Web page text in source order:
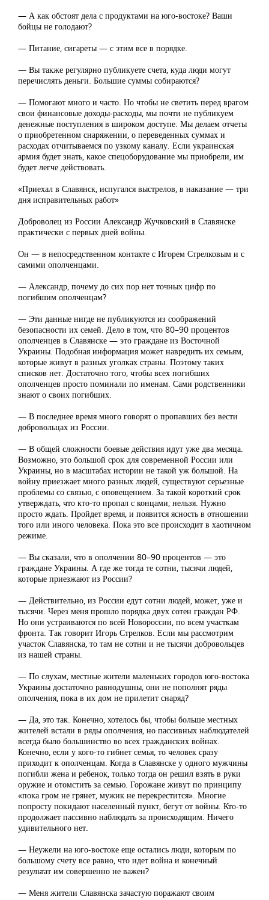
— А как обстоят дела с продуктами на юго-востоке? Ваши
бойцы не голодают?
— Питание, сигареты — с этим все в порядке.
— Вы также регулярно публикуете счета, куда люди могут
перечислять деньги. Большие суммы собираются?
— Помогают много и часто. Но чтобы не светить перед врагом
свои финансовые доходы-расходы, мы почти не публикуем
денежные поступления в широком доступе. Мы делаем отчеты
о приобретенном снаряжении, о переведенных суммах и
расходах отчитываемся по узкому каналу. Если украинская
армия будет знать, какое спецоборудование мы приобрели, им
будет легче действовать.
«Приехал в Славянск, испугался выстрелов, в наказание — три
дня исправительных работ»
Доброволец из России Александр Жучковский в Славянске
практически с первых дней войны.
Он — в непосредственном контакте с Игорем Стрелковым и с
самими ополченцами.
— Александр, почему до сих пор нет точных цифр по
погибшим ополченцам?
— Эти данные нигде не публикуются из соображений
безопасности их семей. Дело в том, что 80–90 процентов
ополченцев в Славянске — это граждане из Восточной
Украины. Подобная информация может навредить их семьям,
которые живут в разных уголках страны. Поэтому таких
списков нет. Достаточно того, чтобы всех погибших
ополченцев просто поминали по именам. Сами родственники
знают о своих погибших.
— В последнее время много говорят о пропавших без вести
добровольцах из России.
— В общей сложности боевые действия идут уже два месяца.
Возможно, это большой срок для современной России или
Украины, но в масштабах истории не такой уж большой. На
войну приезжает много разных людей, существуют серьезные
проблемы со связью, с оповещением. За такой короткий срок
утверждать, что кто-то пропал с концами, нельзя. Нужно
просто ждать. Пройдет время, и появится ясность в отношении
того или иного человека. Пока это все происходит в хаотичном
режиме.
— Вы сказали, что в ополчении 80–90 процентов — это
граждане Украины. А где же тогда те сотни, тысячи людей,
которые приезжают из России?
— Действительно, из России едут сотни людей, может, уже и
тысячи. Через меня прошло порядка двух сотен граждан РФ.
Но они устраиваются по всей Новороссии, по всем участкам
фронта. Так говорит Игорь Стрелков. Если мы рассмотрим
участок Славянска, то там не сотни и не тысячи добровольцев
из нашей страны.
— По слухам, местные жители маленьких городов юго-востока
Украины достаточно равнодушны, они не пополнят ряды
ополчения, пока в их дом не прилетит снаряд?
— Да, это так. Конечно, хотелось бы, чтобы больше местных
жителей встали в ряды ополчения, но пассивных наблюдателей
всегда было большинство во всех гражданских войнах.
Конечно, если у кого-то гибнет семья, то человек сразу
приходит к ополченцам. Когда в Славянске у одного мужчины
погибли жена и ребенок, только тогда он решил взять в руки
оружие и отомстить за семью. Горожане живут по принципу
«пока гром не грянет, мужик не перекрестится». Многие
попросту покидают населенный пункт, бегут от войны. Кто-то
продолжает пассивно наблюдать за происходящим. Ничего
удивительного нет.
— Неужели на юго-востоке еще остались люди, которым по
большому счету все равно, что идет война и конечный
результат им совершенно не важен?
— Меня жители Славянска зачастую поражают своим